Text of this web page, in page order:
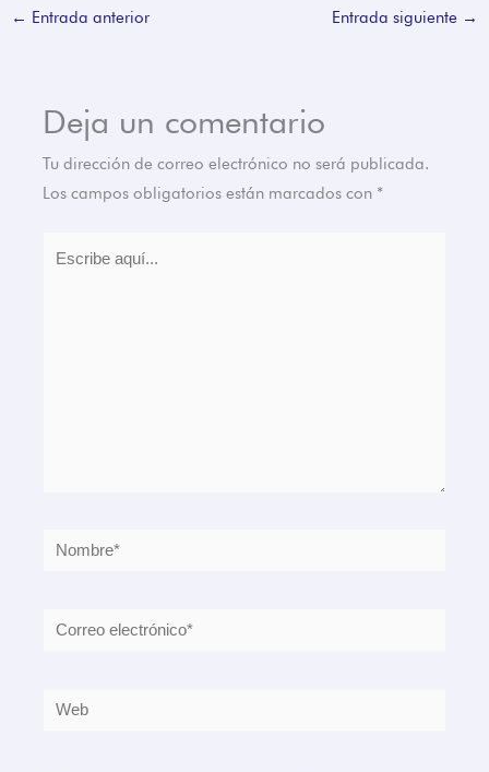
← Entrada anterior Entrada siguiente →
Deja un comentario
Tu dirección de correo electrónico no será publicada.
Los campos obligatorios están marcados con *
Nombre*
Correo
Web